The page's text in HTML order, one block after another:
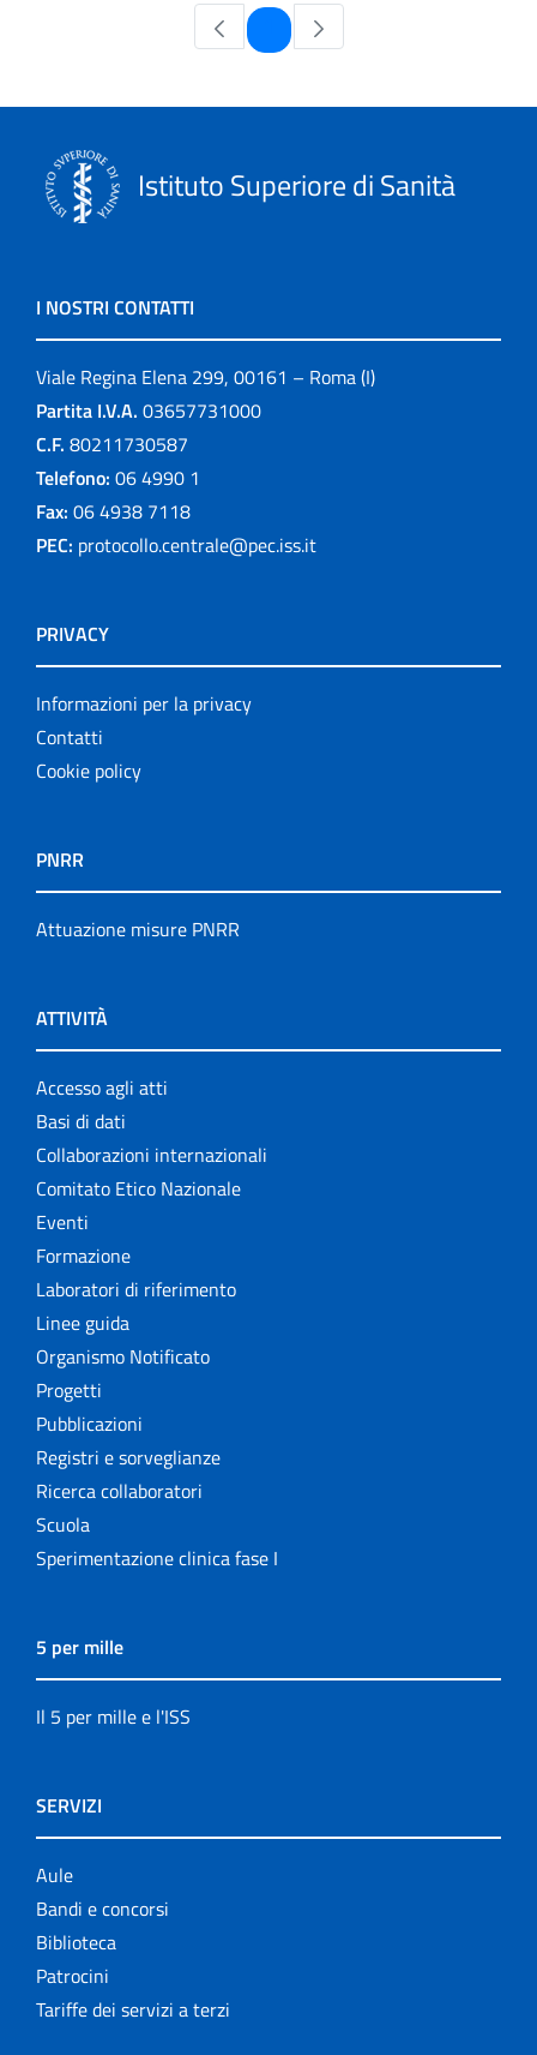
Pagina
Istituto Superiore di Sanità
I NOSTRI CONTATTI
Viale Regina Elena 299, 00161 – Roma (I)
Partita I.V.A. 03657731000
C.F. 80211730587
Telefono: 06 4990 1
Fax: 06 4938 7118
PEC: protocollo.centrale@pec.iss.it
PRIVACY
Informazioni per la privacy
Contatti
Cookie policy
PNRR
Attuazione misure PNRR
ATTIVITÀ
Accesso agli atti
Basi di dati
Collaborazioni internazionali
Comitato Etico Nazionale
Eventi
Formazione
Laboratori di riferimento
Linee guida
Organismo Notificato
Progetti
Pubblicazioni
Registri e sorveglianze
Ricerca collaboratori
Scuola
Sperimentazione clinica fase I
5 per mille
Il 5 per mille e l'ISS
SERVIZI
Aule
Bandi e concorsi
Biblioteca
Patrocini
Tariffe dei servizi a terzi